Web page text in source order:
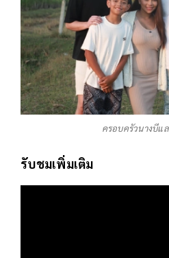
ครอบครัวนางบีแ
รับชมเพิ่มเติม